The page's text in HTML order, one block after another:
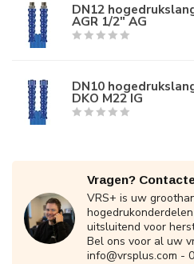
DN12
AGR 1/2" AG
DN10
DKO M22 IG
Vragen?
VRS+ is uw
uitsluitend voor
Bel ons voor al uw
info@vrsplus.com -